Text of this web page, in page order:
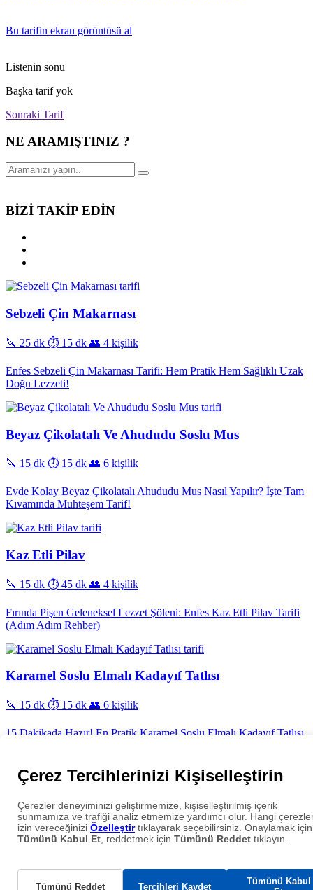
Bu tarifin ekran görüntüsü al
Listenin sonu
Başka tarif yok
Sonraki Tarif
NE ARAMIŞTINIZ ?
BİZİ TAKİP EDİN
Sebzeli Çin Makarnası
🔪 25 dk ⏱️ 15 dk 👥 4 kişilik
Enfes Sebzeli Çin Makarnası Tarifi: Hem Pratik Hem Sağlıklı Uzak
Doğu Lezzeti!
Beyaz Çikolatalı Ve Ahududu Soslu Mus
🔪 15 dk ⏱️ 15 dk 👥 6 kişilik
Evde Kolay Beyaz Çikolatalı Ahududu Mus Nasıl Yapılır? İşte Tam
Kıvamında Muhteşem Tarif!
Kaz Etli Pilav
🔪 15 dk ⏱️ 45 dk 👥 4 kişilik
Fırında Pişen Geleneksel Lezzet Şöleni: Enfes Kaz Etli Pilav Tarifi
(Adım Adım Rehber)
Karamel Soslu Elmalı Kadayıf Tatlısı
🔪 15 dk ⏱️ 15 dk 👥 6 kişilik
15 Dakikada Hazır! En Pratik Karamel Soslu Elmalı Kadayıf Tatlısı
Tarifler
Kategoriler
Hakkımızda
İletişim
© 2020 - 2026 Pratik Ev Yemekleri Tarifi. Tüm hakları saklıdır.
Çerez Tercihlerinizi Kişiselleştirin
Çerezler deneyiminizi geliştirmemize, kişiselleştirilmiş içerik
sunmamıza ve trafiği analiz etmemize yardımcı olur. Hangi
izin vereceğinizi Özelleştirtıklayarak seçebilirsiniz. Onaylamak için
Tümünü Kabul Et , reddetmek için Tümünü Reddet tıklayın.
Tümünü Reddet Tercihleri Kaydet
Tümünü Kabul